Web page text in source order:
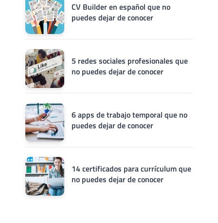
CV Builder en español que no
puedes dejar de conocer
5 redes sociales profesionales que
no puedes dejar de conocer
6 apps de trabajo temporal que no
puedes dejar de conocer
14 certificados para currículum que
no puedes dejar de conocer